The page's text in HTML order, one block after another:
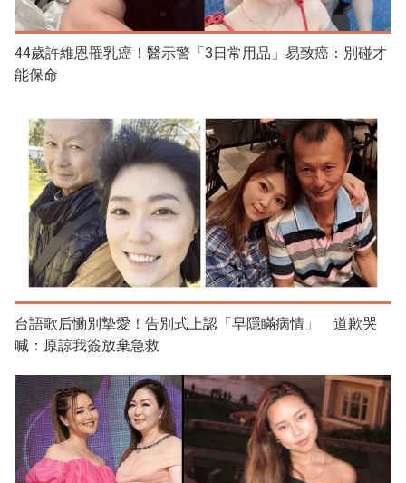
44歲許維恩罹乳癌！醫示警「3日常用品」易致癌：別碰才
能保命
台語歌后慟別摯愛！告別式上認「早隱瞞病情」 道歉哭
喊：原諒我簽放棄急救